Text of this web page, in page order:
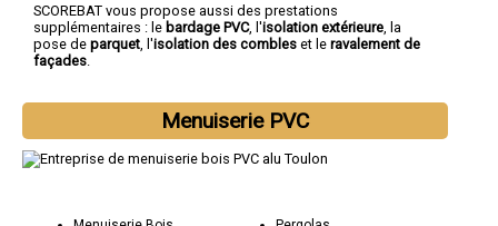
SCOREBAT vous propose aussi des prestations
supplémentaires : le bardage PVC, l'isolation extérieure , la
pose de parquet , l'isolation des combles et le ravalement de
façades
Menuiserie PVC